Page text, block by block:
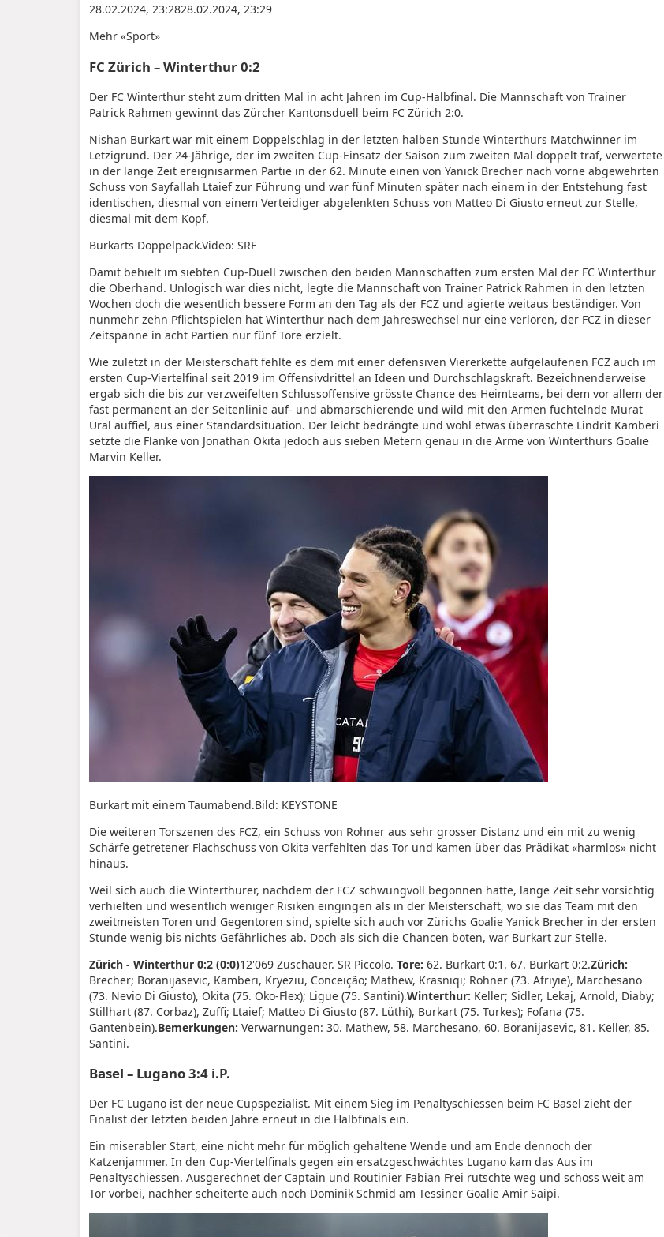
28.02.2024, 23:2828.02.2024, 23:29
Mehr «Sport»
FC Zürich – Winterthur 0:2
Der FC Winterthur steht zum dritten Mal in acht Jahren im Cup-Halbfinal. Die Mannschaft von Trainer
Patrick Rahmen gewinnt das Zürcher Kantonsduell beim FC Zürich 2:0.
Nishan Burkart war mit einem Doppelschlag in der letzten halben Stunde Winterthurs Matchwinner im
Letzigrund. Der 24-Jährige, der im zweiten Cup-Einsatz der Saison zum zweiten Mal doppelt traf, verwertete
in der lange Zeit ereignisarmen Partie in der 62. Minute einen von Yanick Brecher nach vorne abgewehrten
Schuss von Sayfallah Ltaief zur Führung und war fünf Minuten später nach einem in der Entstehung fast
identischen, diesmal von einem Verteidiger abgelenkten Schuss von Matteo Di Giusto erneut zur Stelle,
diesmal mit dem Kopf.
Burkarts Doppelpack.Video: SRF
Damit behielt im siebten Cup-Duell zwischen den beiden Mannschaften zum ersten Mal der FC Winterthur
die Oberhand. Unlogisch war dies nicht, legte die Mannschaft von Trainer Patrick Rahmen in den letzten
Wochen doch die wesentlich bessere Form an den Tag als der FCZ und agierte weitaus beständiger. Von
nunmehr zehn Pflichtspielen hat Winterthur nach dem Jahreswechsel nur eine verloren, der FCZ in dieser
Zeitspanne in acht Partien nur fünf Tore erzielt.
Wie zuletzt in der Meisterschaft fehlte es dem mit einer defensiven Viererkette aufgelaufenen FCZ auch im
ersten Cup-Viertelfinal seit 2019 im Offensivdrittel an Ideen und Durchschlagskraft. Bezeichnenderweise
ergab sich die bis zur verzweifelten Schlussoffensive grösste Chance des Heimteams, bei dem vor allem der
fast permanent an der Seitenlinie auf- und abmarschierende und wild mit den Armen fuchtelnde Murat
Ural auffiel, aus einer Standardsituation. Der leicht bedrängte und wohl etwas überraschte Lindrit Kamberi
setzte die Flanke von Jonathan Okita jedoch aus sieben Metern genau in die Arme von Winterthurs Goalie
Marvin Keller.
Burkart mit einem Taumabend.Bild: KEYSTONE
Die weiteren Torszenen des FCZ, ein Schuss von Rohner aus sehr grosser Distanz und ein mit zu wenig
Schärfe getretener Flachschuss von Okita verfehlten das Tor und kamen über das Prädikat «harmlos» nicht
hinaus.
Weil sich auch die Winterthurer, nachdem der FCZ schwungvoll begonnen hatte, lange Zeit sehr vorsichtig
verhielten und wesentlich weniger Risiken eingingen als in der Meisterschaft, wo sie das Team mit den
zweitmeisten Toren und Gegentoren sind, spielte sich auch vor Zürichs Goalie Yanick Brecher in der ersten
Stunde wenig bis nichts Gefährliches ab. Doch als sich die Chancen boten, war Burkart zur Stelle.
Zürich - Winterthur 0:2 (0:0)12'069 Zuschauer. SR Piccolo. Tore: 62. Burkart 0:1. 67. Burkart 0:2.Zürich:
Brecher; Boranijasevic, Kamberi, Kryeziu, Conceição; Mathew, Krasniqi; Rohner (73. Afriyie), Marchesano
(73. Nevio Di Giusto), Okita (75. Oko-Flex); Ligue (75. Santini).Winterthur: Keller; Sidler, Lekaj, Arnold, Diaby;
Stillhart (87. Corbaz), Zuffi; Ltaief; Matteo Di Giusto (87. Lüthi), Burkart (75. Turkes); Fofana (75.
Gantenbein).Bemerkungen: Verwarnungen: 30. Mathew, 58. Marchesano, 60. Boranijasevic, 81. Keller, 85.
Santini.
Basel – Lugano 3:4 i.P.
Der FC Lugano ist der neue Cupspezialist. Mit einem Sieg im Penaltyschiessen beim FC Basel zieht der
Finalist der letzten beiden Jahre erneut in die Halbfinals ein.
Ein miserabler Start, eine nicht mehr für möglich gehaltene Wende und am Ende dennoch der
Katzenjammer. In den Cup-Viertelfinals gegen ein ersatzgeschwächtes Lugano kam das Aus im
Penaltyschiessen. Ausgerechnet der Captain und Routinier Fabian Frei rutschte weg und schoss weit am
Tor vorbei, nachher scheiterte auch noch Dominik Schmid am Tessiner Goalie Amir Saipi.